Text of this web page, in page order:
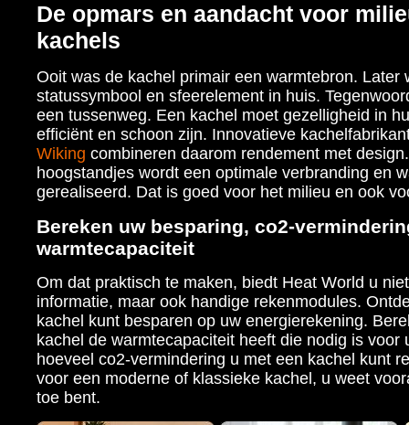
De opmars en aandacht voor
kachels
Ooit was de kachel primair een warmtebron. Later
statussymbool en sfeerelement in huis.
een tussenweg. Een kachel moet gezelligheid in
efficiënt en schoon zijn. Innovatieve
Wiking combineren daarom rendement met
hoogstandjes wordt een optimale verbranding en
gerealiseerd. Dat is goed voor het milieu en ook
Bereken uw besparing, co2-
warmtecapaciteit
Om dat praktisch te maken, biedt Heat World u
informatie, maar ook handige rekenmodules.
kachel kunt besparen op uw energierekening.
kachel de warmtecapaciteit heeft die nodig is voor
hoeveel co2-vermindering u met een kachel kunt
voor een moderne of klassieke kachel, u weet
toe bent.